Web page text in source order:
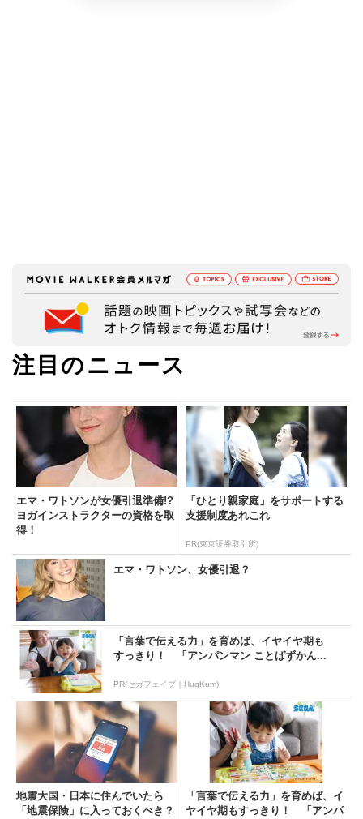
注目のニュース
エマ・ワトソンが女優引退準備!?
ヨガインストラクターの資格を取
得！
「ひとり親家庭」をサポートする
支援制度あれこれ
PR(東京証券取引所)
エマ・ワトソン、女優引退？
「言葉で伝える力」を育めば、イヤイヤ期も
すっきり！ 「アンパンマン ことばずかん...
PR(セガフェイブ｜HugKum)
地震大国・日本に住んでいたら
「地震保険」に入っておくべき？
「言葉で伝える力」を育めば、イ
ヤイヤ期もすっきり！ 「アンパ